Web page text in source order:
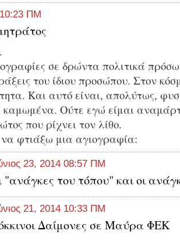
10:23 ΠΜ
σε δρώντα πολιτικά
του ίδιου προσώπου. Στον
Και αυτό είναι, απολύτως,
Ούτε εγώ είμαι
που ρίχνει τον λίθο.
να φτιάξω μια αγιογραφία:
23, 2014 08:57 ΠΜ
"ανάγκες του τόπου" και οι
21, 2014 10:33 ΠΜ
Δαίμονες σε Μαύρα ΦΕΚ